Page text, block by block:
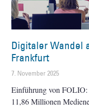
Digitaler Wandel
Frankfurt
7. November 2025
Einführung von
11,86 Millionen